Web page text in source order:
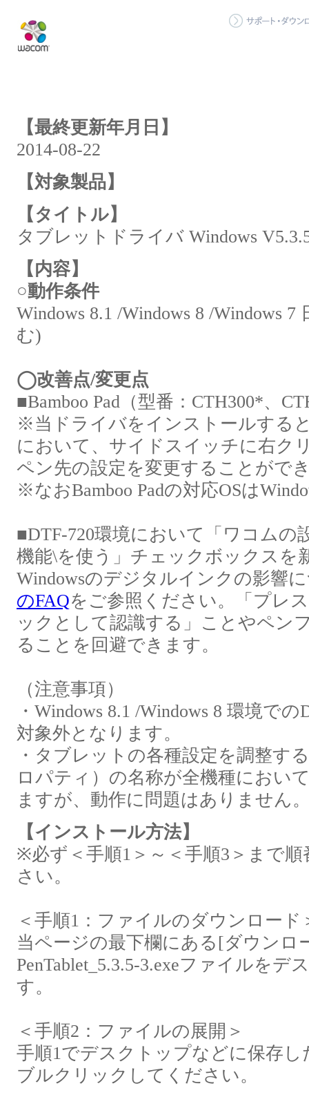
【最終更新年月日】
2014-08-22
【対象製品】
【タイトル】
タブレットドライバ Windows
【内容】
○動作条件
Windows 8.1 /Windows 8 /Windows
む)
◯改善点/変更点
■Bamboo Pad（型番：CTH300*、
※当ドライバをインストールする
において、サイドスイッチに右ク
ペン先の設定を変更することがで
※なおBamboo Padの対応OSは
■DTF-720環境において「ワコムの
機能\を使う」チェックボックスを
Windowsのデジタルインクの影響
のFAQをご参照ください。「プレ
ックとして認識する」ことやペン
ることを回避できます。
（注意事項）
・Windows 8.1 /Windows 8 環境で
対象外となります。
・タブレットの各種設定を調整す
ロパティ）の名称が全機種におい
ますが、動作に問題はありません
【インストール方法】
※必ず＜手順1＞～＜手順3＞まで
さい。
＜手順1：ファイルのダウンロード
当ページの最下欄にある[ダウンロ
PenTablet_5.3.5-3.exeファイルを
す。
＜手順2：ファイルの展開＞
手順1でデスクトップなどに保存し
ブルクリックしてください。